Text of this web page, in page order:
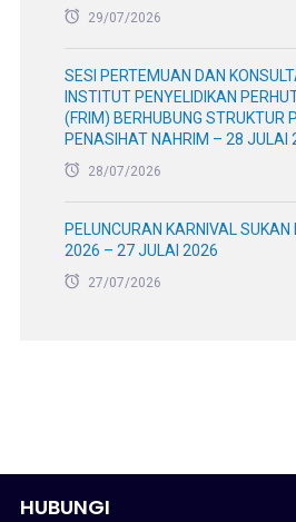
29/07/2026
SESI PERTEMUAN DAN
INSTITUT PENYELIDIKAN
(FRIM) BERHUBUNG STRUKTUR
PENASIHAT NAHRIM – 28 JULAI
28/07/2026
PELUNCURAN KARNIVAL SUKAN
2026 – 27 JULAI 2026
27/07/2026
HUBUNGI